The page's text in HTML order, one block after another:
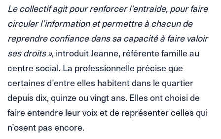
Le collectif agit pour renforcer l’entraide, pour faire
circuler l’information et permettre à chacun de
reprendre confiance dans sa capacité à faire valoir
ses droits », introduit Jeanne, référente famille au
centre social. La professionnelle précise que
certaines d’entre elles habitent dans le quartier
depuis dix, quinze ou vingt ans. Elles ont choisi de
faire entendre leur voix et de représenter celles qui
n’osent pas encore.